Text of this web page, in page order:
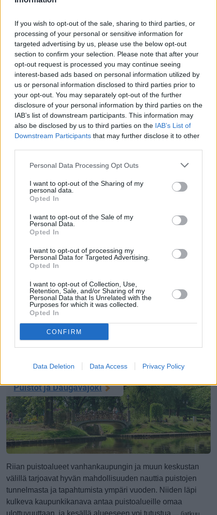
If you wish to opt-out of the sale, sharing to third parties, or
processing of your personal or sensitive information for
targeted advertising by us, please use the below opt-out
section to confirm your selection. Please note that after your
opt-out request is processed you may continue seeing
interest-based ads based on personal information utilized by
us or personal information disclosed to third parties prior to
your opt-out. You may separately opt-out of the further
disclosure of your personal information by third parties on the
IAB’s list of downstream participants. This information may
also be disclosed by us to third parties on the IAB’s List of
Downstream Participants that may further disclose it to other
Personal Data Processing Opt Outs
I want to opt-out of the Sharing of my
personal data.
Opted In
I want to opt-out of the Sale of my
Personal Data.
Opted In
I want to opt-out of processing my
Personal Data for Targeted Advertising.
Opted In
I want to opt-out of Collection, Use,
Retention, Sale, and/or Sharing of my
Personal Data that Is Unrelated with the
Purposes for which it was collected.
Opted In
CONFIRM
Data Deletion Data Access Privacy Policy
edullinen pääsymaksu, ja ne ovat valtaosan ajasta avoinna
klo 10 tai 11 alkaen klo 17 tai klo 18 asti ...(jatkuu sivulla)
Muuta ajanvietettä
kierroksille. Siellä voi tehdä kaikenlaista, kuten golfata,
puolilla keskustaa ...
Ostokset, ostosalueet ja hintataso
Riika on Tallinnan tavoin kaupunki, jonne tullaan varta
vasten ostoksille ja jossa on kaupan paljon kaikenlaista
sellaista mikä monessa paikassa on hintavaa tai
harvinaista. Parhaat ostospaikat ovat
vanhassakaupungissa ja sitä reunustavilla alueilla, ja
Puistot ja Daugavajoki
Riian puistoalueet vanhankaupungin ja muun keskustan
välillä tarjoavat hyvän mahdollisuuden nauttia puistojen
tunnelmasta ja tapahtumista ympäri vuoden. Niiden läpi
kulkeva kaupunkikanava antaa puistoalueille omaa
ulottuvuuttaan, ja kesällä alueeseen voi tutustua ...